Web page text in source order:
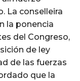
La conselleira
la ponencia
del Congreso,
de ley
de las fuerzas
que la